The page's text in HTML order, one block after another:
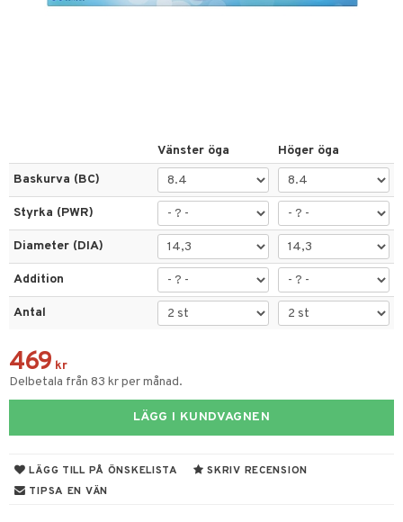
Vänster öga
Höger öga
Baskurva (BC)
Styrka (PWR)
Diameter (DIA)
Addition
Antal
469 kr
Delbetala från 83 kr per månad.
LÄGG I KUNDVAGNEN
LÄGG TILL PÅ ÖNSKELISTA
SKRIV RECENSION
TIPSA EN VÄN
svar